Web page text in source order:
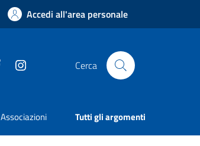
Accedi all'area personale
Facebook Cerca
Associazioni Tutti gli argomenti